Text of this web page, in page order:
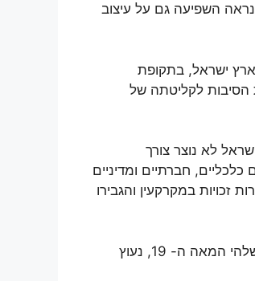
השפיעה גם על עיצוב
ישראל, בתקופת
הסיבות לקליטתה של
לא נוצר צורך
חברתיים ומדיניים
של שרשרות זכויות במקרקעין והגבירו
גורם נוסף עיקרי, שהעיר את הצורך בהסדר ואף שימש כגורם מזרז ליצירתו בשלהי המאה ה- 19, נעוץ